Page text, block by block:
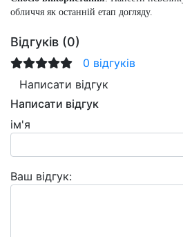
обличчя як останній етап догляду.
Відгуків (0)
0 відгуків
Написати відгук
Написати відгук
ім'я
Ваш відгук: